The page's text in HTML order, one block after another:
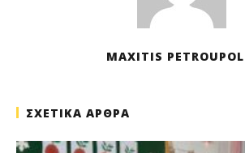
MAXITIS
ΣΧΕΤΙΚΑ ΑΡΘΡΑ